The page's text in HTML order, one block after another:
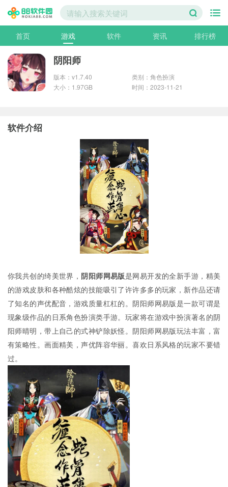
首页 游戏 软件 资讯 排行榜
阴阳师
版本：v1.7.40
类别：角色扮演
大小：1.97GB
时间：2023-11-21
软件介绍
你我共创的绮美世界， 阴阳师网易版是网易开发的全新手游，精美
的游戏皮肤和各种酷炫的技能吸引了许许多多的玩家，新作品还请
了知名的声优配音，游戏质量杠杠的。阴阳师网易版是一款可谓是
现象级作品的日系角色扮演类手游。玩家将在游戏中扮演著名的阴
阳师晴明，带上自己的式神铲除妖怪。阴阳师网易版玩法丰富，富
有策略性。画面精美，声优阵容华丽。喜欢日系风格的玩家不要错
过。